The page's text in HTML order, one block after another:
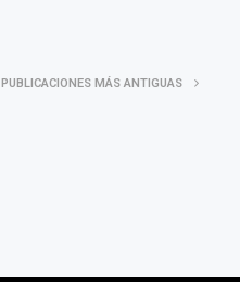
PUBLICACIONES MÁS ANTIGUAS